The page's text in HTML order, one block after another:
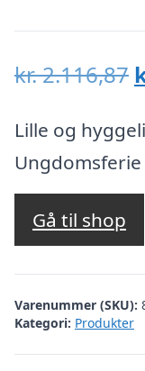
kr.2.116,87
Lille og
Ungdomsferie
Gå til shop
Varenummer (SKU):
Kategori: Produkter